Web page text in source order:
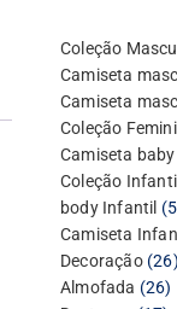
Coleção
Camiseta
Camiseta
Coleção
Camiseta
Coleção Infantil
body Infantil
Camiseta
Decoração 26
Almofada 2626